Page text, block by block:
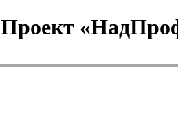
Проект